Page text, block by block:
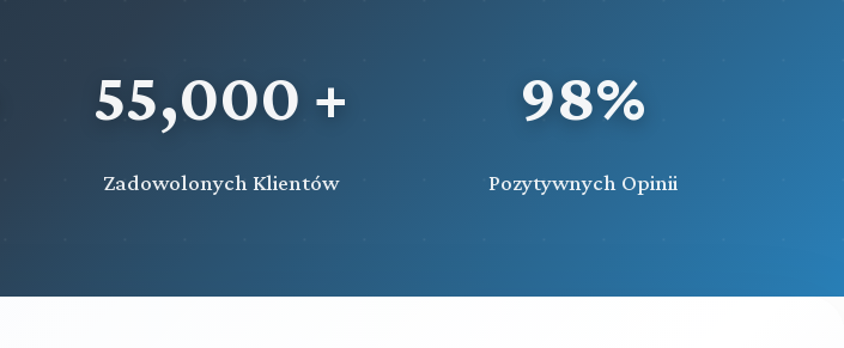
55,000 +
Zadowolonych Klientów
98%
Pozytywnych Opinii